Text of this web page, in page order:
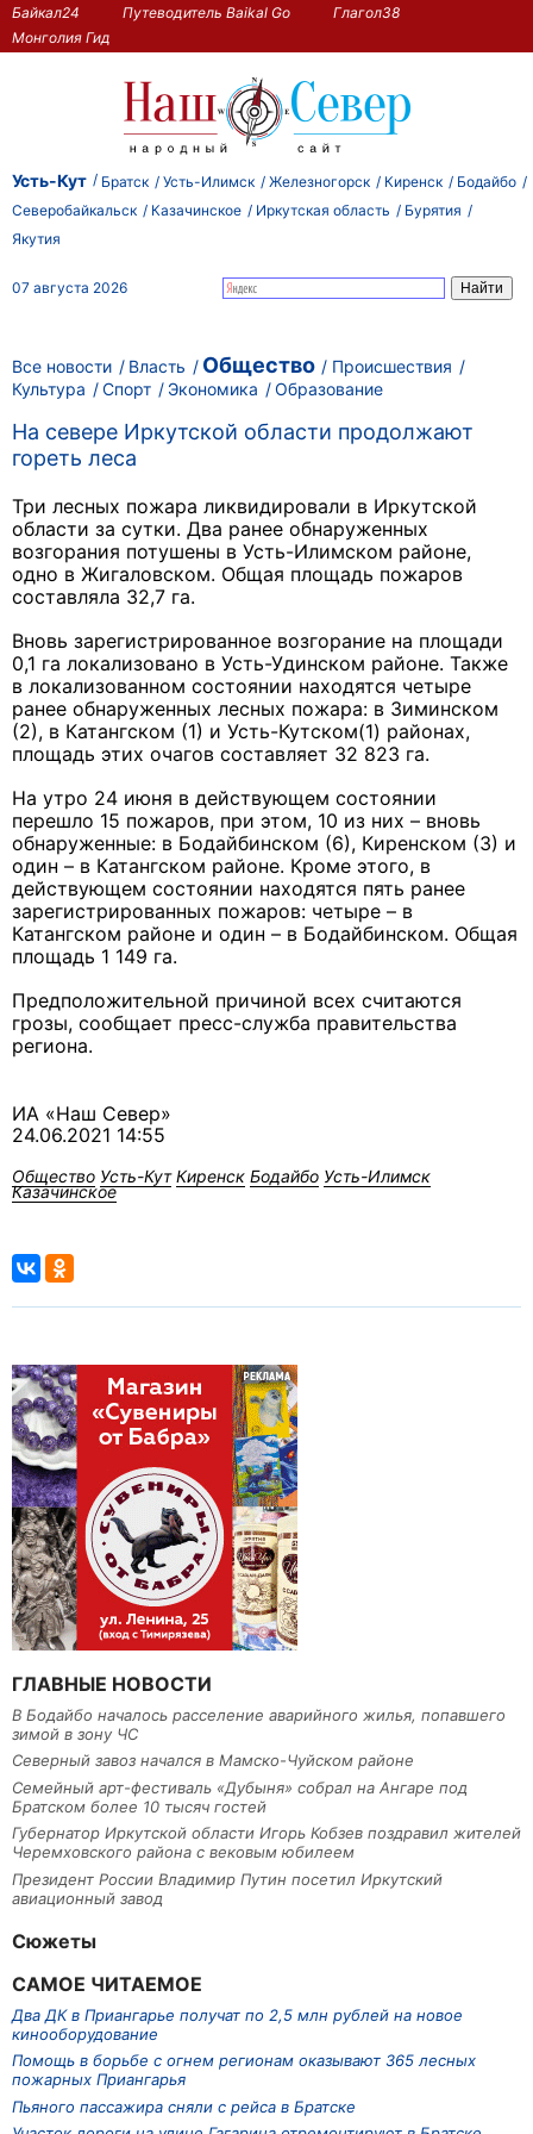
Байкал24 Путеводитель Baikal Go
Глагол38
Монголия Гид
Усть-Кут Братск Усть-Илимск Железногорск Киренск
Бодайбо
Северобайкальск
Казачинское Иркутская область
Бурятия
Якутия
07 августа 2026
Все новости Власть Общество
Происшествия
Культура
Спорт Экономика Образование
На севере Иркутской области продолжают
гореть леса
Три лесных пожара ликвидировали в Иркутской
области за сутки. Два ранее обнаруженных
возгорания потушены в Усть-Илимском районе,
одно в Жигаловском. Общая площадь пожаров
составляла 32,7 га.
Вновь зарегистрированное возгорание на площади
0,1 га локализовано в Усть-Удинском районе. Также
в локализованном состоянии находятся четыре
ранее обнаруженных лесных пожара: в Зиминском
(2), в Катангском (1) и Усть-Кутском(1) районах,
площадь этих очагов составляет 32 823 га.
На утро 24 июня в действующем состоянии
перешло 15 пожаров, при этом, 10 из них – вновь
обнаруженные: в Бодайбинском (6), Киренском (3) и
один – в Катангском районе. Кроме этого, в
действующем состоянии находятся пять ранее
зарегистрированных пожаров: четыре – в
Катангском районе и один – в Бодайбинском. Общая
площадь 1 149 га.
Предположительной причиной всех считаются
грозы, сообщает пресс-служба правительства
региона.
ИА «Наш Север»
24.06.2021 14:55
Общество Усть-Кут Киренск Бодайбо Усть-Илимск
Казачинское
ГЛАВНЫЕ НОВОСТИ
В Бодайбо началось расселение аварийного жилья, попавшего
зимой в зону ЧС
Северный завоз начался в Мамско-Чуйском районе
Семейный арт-фестиваль «Дубыня» собрал на Ангаре под
Братском более 10 тысяч гостей
Губернатор Иркутской области Игорь Кобзев поздравил жителей
Черемховского района с вековым юбилеем
Президент России Владимир Путин посетил Иркутский
авиационный завод
Сюжеты
САМОЕ ЧИТАЕМОЕ
Два ДК в Приангарье получат по 2,5 млн рублей на новое
кинооборудование
Помощь в борьбе с огнем регионам оказывают 365 лесных
пожарных Приангарья
Пьяного пассажира сняли с рейса в Братске